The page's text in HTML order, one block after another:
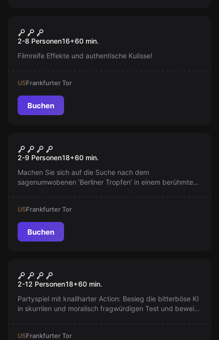
Neu
Sherlocks Traum
2-8 Personen16+60 min.
Filmreife Effekte und authentische Kulisse!
U5Frankfurter Tor
Buchen
Schnapsladen
2-9 Personen18+60 min.
Machen Sie sich auf die Suche nach dem
sagenumwobenen 'Berliner Tropfen' in einem berühmten
U5Frankfurter Tor
Buchen
Partykeller
2-12 Personen18+60 min.
Partyspiel mit knallharter Action: Besieg die bitterböse KI
in skurrilen und moralisch fragwürdigen Test und beweise
U5Frankfurter Tor